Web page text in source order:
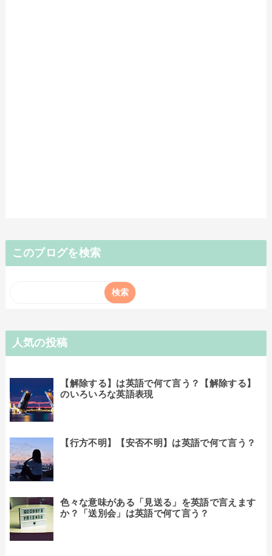
このブログを検索
人気の投稿
【解除する】は英語で何て言う？【解除する】
のいろいろな英語表現
【行方不明】【安否不明】は英語で何て言う？
色々な意味がある「見送る」を英語で言えます
か？「送別会」は英語で何て言う？